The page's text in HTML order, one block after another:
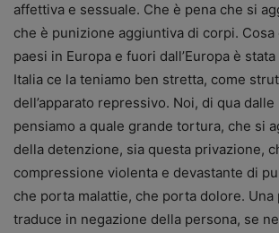
affettiva e sessuale. Che è pena che si
che è punizione aggiuntiva di corpi.
paesi in Europa e fuori dall’Europa è
Italia ce la teniamo ben stretta, come
dell’apparato repressivo. Noi, di qua
pensiamo a quale grande tortura, che si
della detenzione, sia questa privazione,
compressione violenta e devastante di
che porta malattie, che porta dolore. Una
traduce in negazione della persona, se